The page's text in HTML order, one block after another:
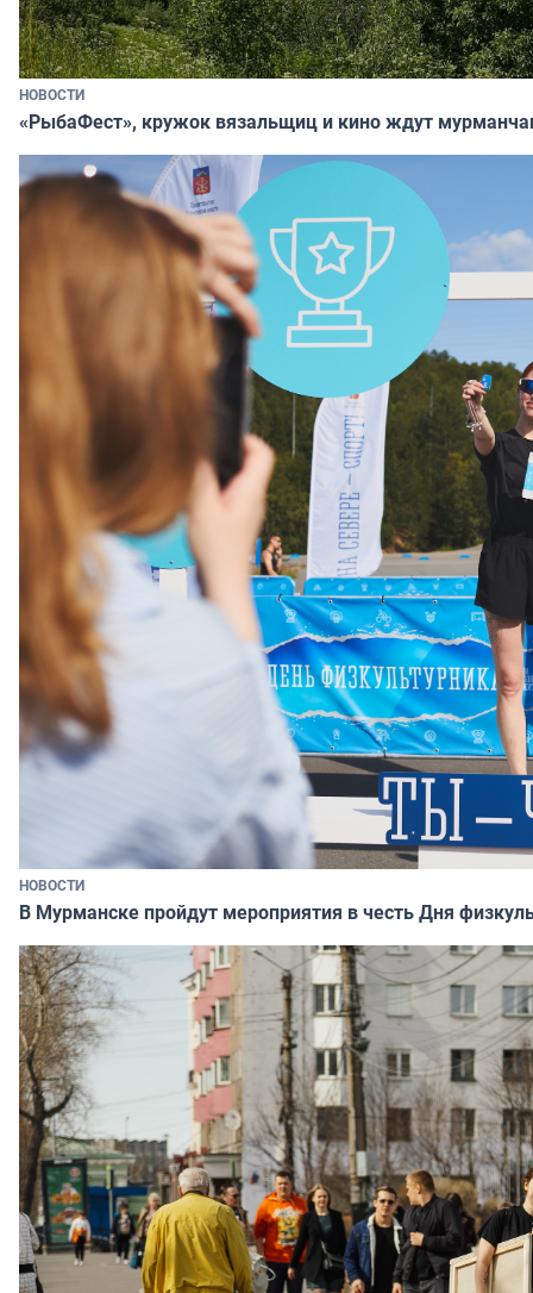
НОВОСТИ
«РыбаФест», кружок вязальщиц и кино ждут
НОВОСТИ
В Мурманске пройдут мероприятия в честь Дня